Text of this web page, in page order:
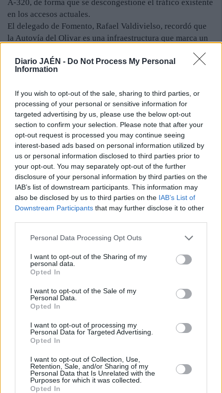
Diario JAÉN - Do Not Process My Personal
Information
If you wish to opt-out of the sale, sharing to third parties, or
processing of your personal or sensitive information for
targeted advertising by us, please use the below opt-out
section to confirm your selection. Please note that after your
opt-out request is processed you may continue seeing
interest-based ads based on personal information utilized by
us or personal information disclosed to third parties prior to
your opt-out. You may separately opt-out of the further
disclosure of your personal information by third parties on the
IAB’s list of downstream participants. This information may
also be disclosed by us to third parties on the IAB’s List of
Downstream Participants that may further disclose it to other
Personal Data Processing Opt Outs
I want to opt-out of the Sharing of my
personal data.
Opted In
I want to opt-out of the Sale of my
Personal Data.
Opted In
I want to opt-out of processing my
Personal Data for Targeted Advertising.
Opted In
I want to opt-out of Collection, Use,
Retention, Sale, and/or Sharing of my
Personal Data that Is Unrelated with the
Purposes for which it was collected.
Opted In
A-320, de forma que se descongestione el tráfico existente
en los accesos actuales.
El delegado de Fomento, Rafael Valdivielso, recordó que
la Autovía del Olivar es una infraestructura que marca un
Interior y posiciona a Úbeda y Baeza a menos de dos horas
de destinos turísticos como la Costa del Sol. “En clave
metropolitana, especialmente a la capital, con lo que se
mejora la calidad de vida de los ciudadanos que residen a
pie de autovía”, defendió. Finalmente, Valdivielso
denunció la “indiferencia” del Gobierno central hacia la
provincia de Jaén y, concretamente, se refirió al “olvido”
de la A-32, entre Linares y Albacete.